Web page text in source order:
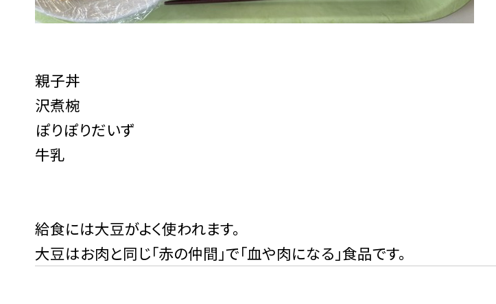
親子丼
沢煮椀
ぽりぽりだいず
牛乳
給食には大豆がよく使われます。
大豆はお肉と同じ「赤の仲間」で「血や肉になる」食品です。